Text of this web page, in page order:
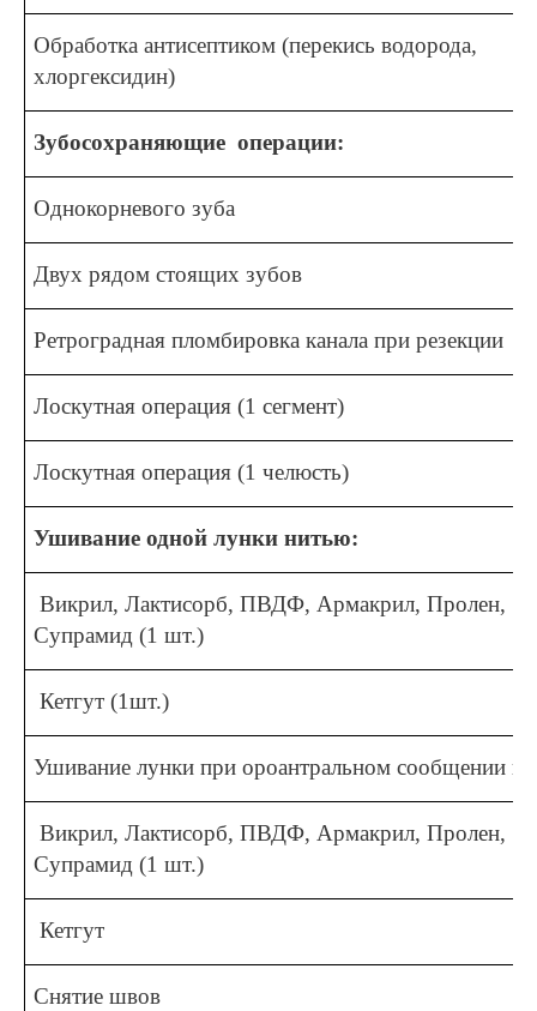
Обработка антисептиком (перекись водорода,
хлоргексидин)
Зубосохраняющие операции:
Однокорневого зуба
Двух рядом стоящих зубов
Ретроградная пломбировка канала при резекции
Лоскутная операция (1 сегмент)
Лоскутная операция (1 челюсть)
Ушивание одной лунки нитью:
Викрил, Лактисорб, ПВДФ, Армакрил, Пролен,
Супрамид (1 шт.)
Кетгут (1шт.)
Ушивание лунки при ороантральном сообщении
Викрил, Лактисорб, ПВДФ, Армакрил, Пролен,
Супрамид (1 шт.)
Кетгут
Снятие швов